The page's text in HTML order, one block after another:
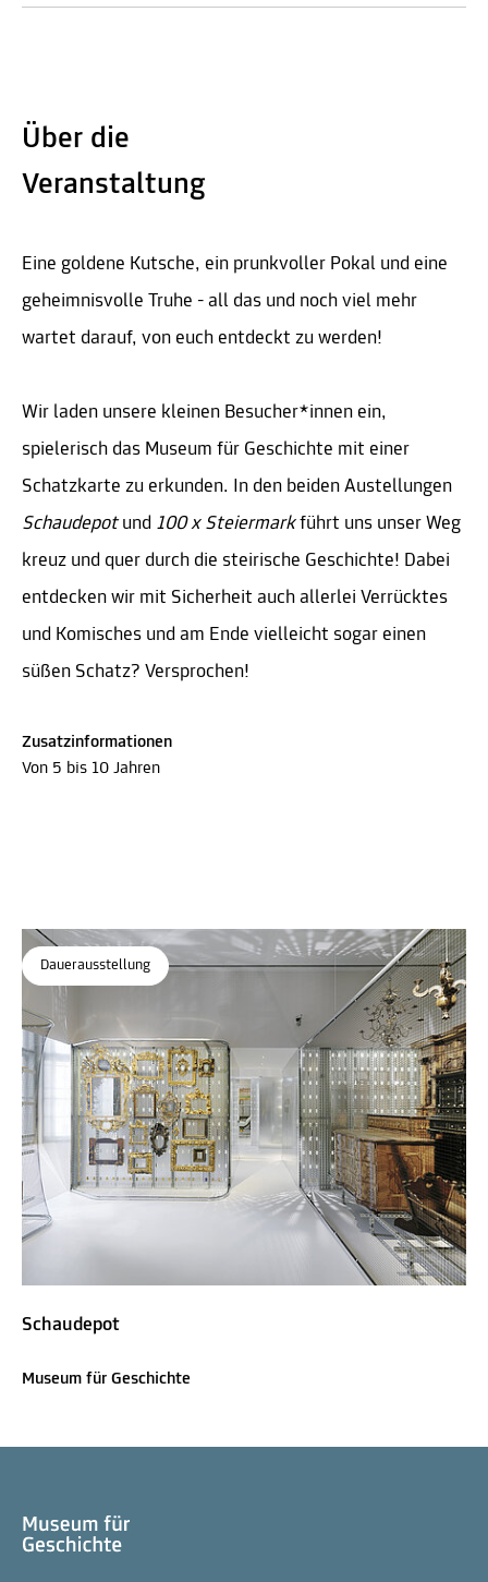
Über die
Veranstaltung
Eine goldene Kutsche, ein prunkvoller Pokal und eine
geheimnisvolle Truhe - all das und noch viel mehr
wartet darauf, von euch entdeckt zu werden!
Wir laden unsere kleinen Besucher*innen ein,
spielerisch das Museum für Geschichte mit einer
Schatzkarte zu erkunden. In den beiden Austellungen
Schaudepotund 100 x Steiermarkführt uns unser Weg
kreuz und quer durch die steirische Geschichte! Dabei
entdecken wir mit Sicherheit auch allerlei Verrücktes
und Komisches und am Ende vielleicht sogar einen
süßen Schatz? Versprochen!
Zusatzinformationen
Von 5 bis 10 Jahren
Dauerausstellung
Schaudepot
Museum für Geschichte